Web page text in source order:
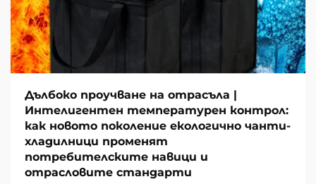
Дълбоко проучване на отрасъла |
Интелигентен температурен контрол:
как новото поколение екологично чанти-
хладилници променят
потребителските навици и
отрасловите стандарти